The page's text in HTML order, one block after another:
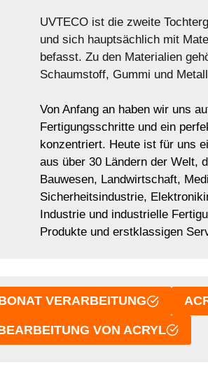
UVTECO ist die zweite
und sich hauptsächlich mit
befasst. Zu den Materialien
Schaumstoff, Gummi und
Von Anfang an haben wir uns
Fertigungsschritte und ein
konzentriert. Heute ist für uns
aus über 30 Ländern der Welt,
Bauwesen, Landwirtschaft,
Sicherheitsindustrie,
Industrie und industrielle
Produkte und erstklassigen
VERARBEITUNG
VON ACRYL